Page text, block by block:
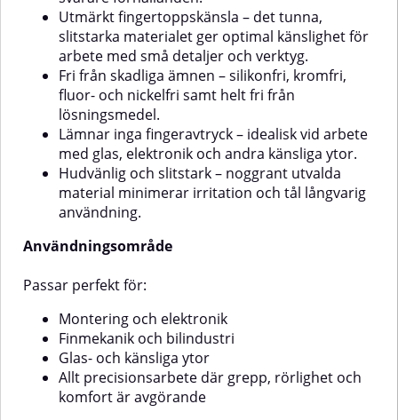
tål långvarig
användning.AnvändningsområdePassar
perfekt för:Montering och
elektronikFinmekanik och
bilindustriGlas- och känsliga
ytorAllt precisionsarbete där
grepp, rörlighet och komfort är
avgörandeEgenskaperMaterial:
Nylon och lycraBeläggning:
Microfoamed nitril (innerhand &
fingertoppar)Design: Sömlös,
ergonomisk passformFri från:
Silikon, krom, fluor, nickel och
lösningsmedel
för precisionsarbeten
inom:Montering och
elektronikFinmekanik och
hantverkLagerhantering och
logistikBygg- och
beläggningDesign: Sömlös och
elastisk för bästa passformGrepp:
Mycket bra på torra och lätt oljiga
ytor
Utmärkt fingertoppskänsla – det tunna,
slitstarka materialet ger optimal känslighet för
arbete med små detaljer och verktyg.
Fri från skadliga ämnen – silikonfri, kromfri,
fluor- och nickelfri samt helt fri från
lösningsmedel.
Lämnar inga fingeravtryck – idealisk vid arbete
med glas, elektronik och andra känsliga ytor.
Hudvänlig och slitstark – noggrant utvalda
material minimerar irritation och tål långvarig
användning.
Användningsområde
Passar perfekt för:
Montering och elektronik
Finmekanik och bilindustri
Glas- och känsliga ytor
Allt precisionsarbete där grepp, rörlighet och
komfort är avgörande